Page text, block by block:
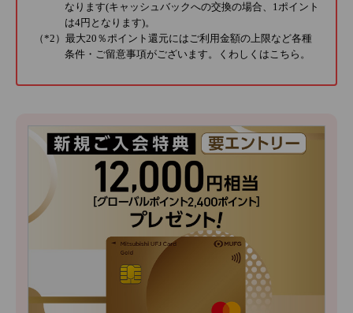
なります(キャッシュバックへの交換の場合、1ポイント
は4円となります)。
（*2）最大20％ポイント還元にはご利用金額の上限など各種
条件・ご留意事項がございます。くわしくはこちら 。